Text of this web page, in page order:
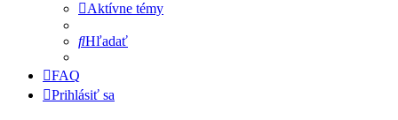
Aktívne témy
Hľadať
FAQ
Prihlásiť sa